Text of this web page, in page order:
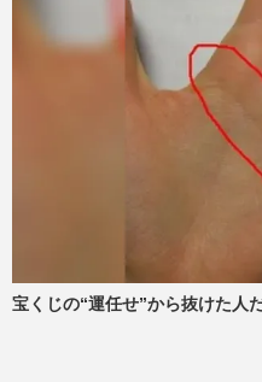
宝くじの“運任せ”から抜けた人